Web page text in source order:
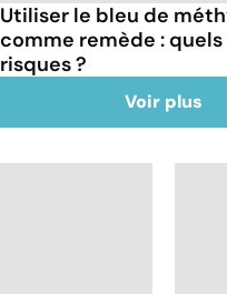
Utiliser le bleu de
comme remède :
risques ?
Voir plus